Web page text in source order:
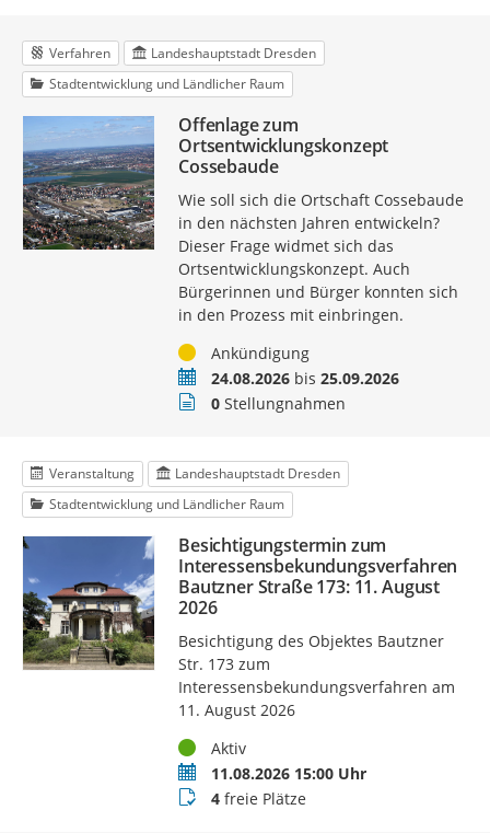
Verfahren
Landeshauptstadt Dresden
Stadtentwicklung und Ländlicher Raum
Offenlage zum
Ortsentwicklungskonzept
Cossebaude
Wie soll sich die Ortschaft Cossebaude
in den nächsten Jahren entwickeln?
Dieser Frage widmet sich das
Ortsentwicklungskonzept. Auch
Bürgerinnen und Bürger konnten sich
in den Prozess mit einbringen.
StatusAnkündigung
Zeitraum24.08.2026bis 25.09.2026
Stellungnahmen
0Stellungnahmen
Veranstaltung
Landeshauptstadt Dresden
Stadtentwicklung und Ländlicher Raum
Besichtigungstermin zum
Interessensbekundungsverfahren
Bautzner Straße 173: 11. August
2026
Besichtigung des Objektes Bautzner
Str. 173 zum
Interessensbekundungsverfahren am
11. August 2026
StatusAktiv
Termin11.08.2026 15:00 Uhr
Buchungsstatus
4freie Plätze